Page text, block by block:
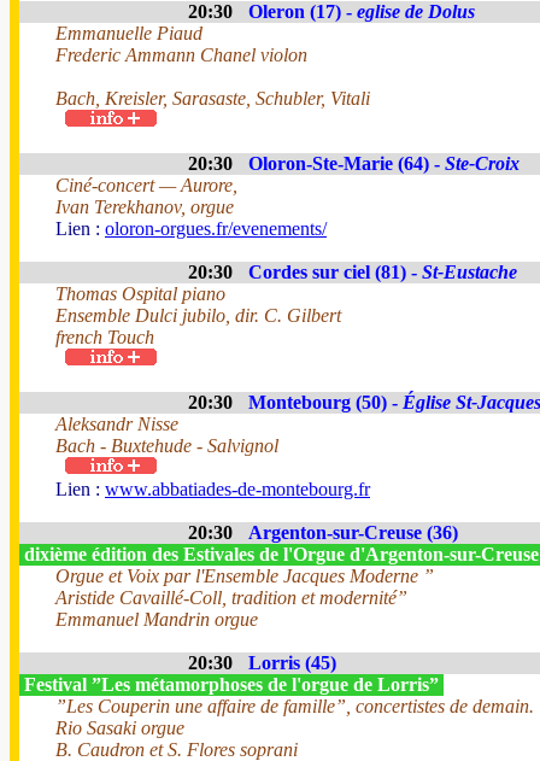
20:30 Oleron (17) - eglise de Dolus
Emmanuelle Piaud
Frederic Ammann Chanel violon
Bach, Kreisler, Sarasaste, Schubler, Vitali
20:30 Oloron-Ste-Marie (64) - Ste-Croix
Ciné-concert — Aurore,
Ivan Terekhanov, orgue
Lien : oloron-orgues.fr/evenements/
20:30 Cordes sur ciel (81) - St-Eustache
Thomas Ospital piano
Ensemble Dulci jubilo, dir. C. Gilbert
french Touch
20:30 Montebourg (50) - Église St-Jacques
Aleksandr Nisse
Bach - Buxtehude - Salvignol
Lien : www.abbatiades-de-montebourg.fr
20:30
Argenton-sur-Creuse (36)
dixième édition des Estivales de l'Orgue d'Argenton-sur-
Orgue et Voix par l'Ensemble Jacques Moderne ”
Aristide Cavaillé-Coll, tradition et modernité”
Emmanuel Mandrin orgue
20:30
Lorris (45)
Festival ”Les métamorphoses de l'orgue de Lorris”
”Les Couperin une affaire de famille”, concertistes de demain.
Rio Sasaki orgue
B. Caudron et S. Flores soprani